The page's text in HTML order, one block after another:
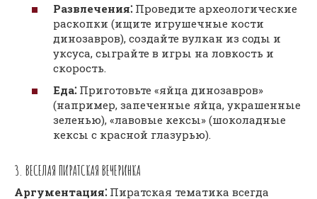
Развлечения⁚ Проведите археологические
раскопки (ищите игрушечные кости
динозавров), создайте вулкан из соды и
уксуса, сыграйте в игры на ловкость и
скорость.
Еда⁚ Приготовьте «яйца динозавров»
(например, запеченные яйца, украшенные
зеленью), «лавовые кексы» (шоколадные
кексы с красной глазурью).
3. ВЕСЕЛАЯ ПИРАТСКАЯ ВЕЧЕРИНКА
Аргументация⁚ Пиратская тематика всегда